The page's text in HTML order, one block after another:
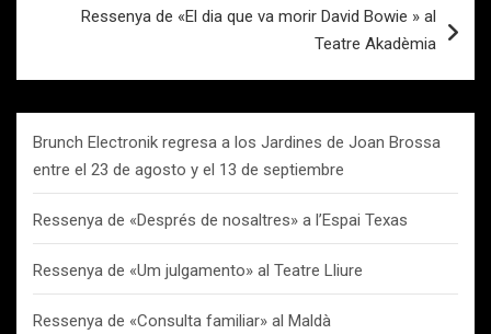
Ressenya de «El dia que va morir David Bowie » al
Teatre Akadèmia
Brunch Electronik regresa a los Jardines de Joan Brossa
entre el 23 de agosto y el 13 de septiembre
Ressenya de «Després de nosaltres» a l’Espai Texas
Ressenya de «Um julgamento» al Teatre Lliure
Ressenya de «Consulta familiar» al Maldà